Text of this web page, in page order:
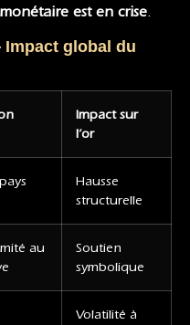
est en crise.
global du
Impact sur
l’or
Hausse
structurelle
au
Soutien
symbolique
Volatilité à